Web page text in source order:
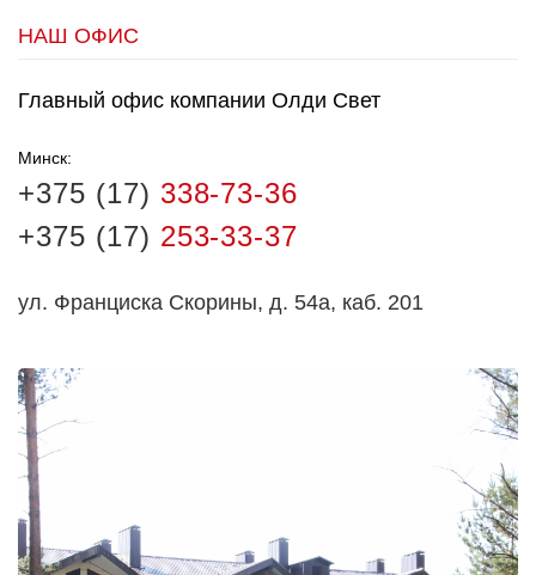
НАШ ОФИС
Главный офис компании Олди Свет
Минск:
+375 (17) 338-73-36
+375 (17) 253-33-37
ул. Франциска Скорины, д. 54а, каб. 201